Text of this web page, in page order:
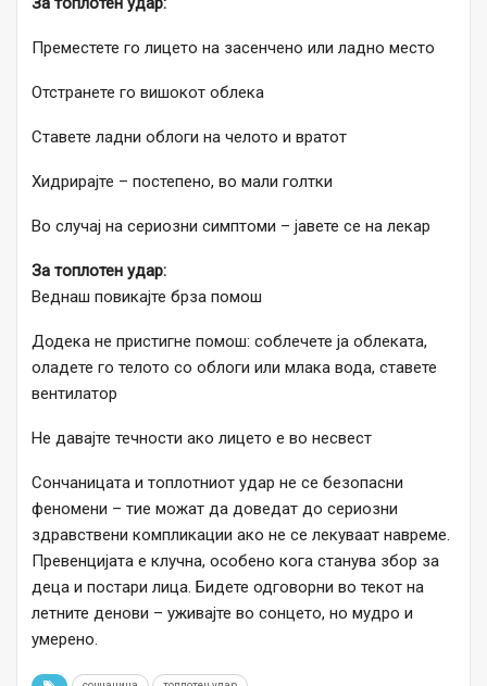
Преместете го лицето на засенчено или ладно место
Отстранете го вишокот облека
Ставете ладни облоги на челото и вратот
Хидрирајте – постепено, во мали голтки
Во случај на сериозни симптоми – јавете се на лекар
За топлотен удар:
Веднаш повикајте брза помош
Додека не пристигне помош: соблечете ја облеката,
оладете го телото со облоги или млака вода, ставете
вентилатор
Не давајте течности ако лицето е во несвест
Сончаницата и топлотниот удар не се безопасни
феномени – тие можат да доведат до сериозни
здравствени компликации ако не се лекуваат навреме.
Превенцијата е клучна, особено кога станува збор за
деца и постари лица. Бидете одговорни во текот на
летните денови – уживајте во сонцето, но мудро и
умерено.